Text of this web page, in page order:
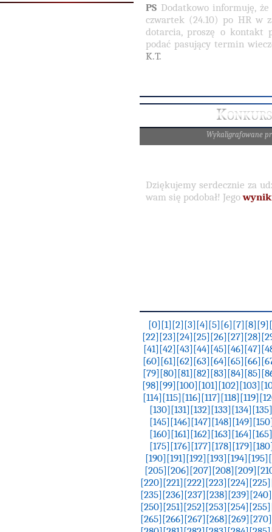
PS Dodatkowo informuję,
czwartek (24.10) po HR w
dotarcia, proszę o kontakt
podać pasujący termin
K.T.
Wykaligrafowane
Dziękujemy serdecznie za
wam się podobał! Jego
[0][1][2][3][4][5][6][7][8][9]
[22][23][24][25][26][27][28]
[41][42][43][44][45][46][47]
[60][61][62][63][64][65][66]
[79][80][81][82][83][84][85]
[98][99][100][101][102][103]
[114][115][116][117][118][119]
[130][131][132][133][134][135]
[145][146][147][148][149]
[160][161][162][163][164][165]
[175][176][177][178][179]
[190][191][192][193][194][195]
[205][206][207][208][209]
[220][221][222][223][224][225]
[235][236][237][238][239][240]
[250][251][252][253][254][255]
[265][266][267][268][269][270]